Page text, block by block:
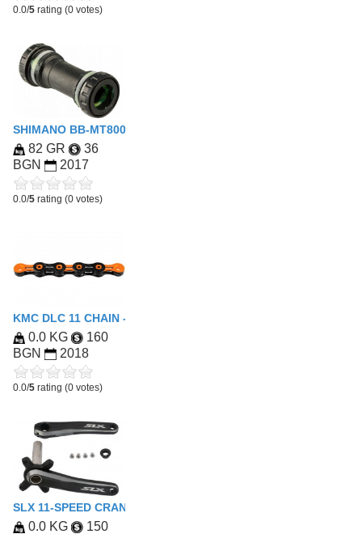
0.0/5 rating (0 votes)
SHIMANO BB-MT800
82 GR
36
BGN
2017
0.0/5 rating (0 votes)
KMC DLC 11 CHAIN - 11-SPEED - BLACK/ORANGE
0.0 KG
160
BGN
2018
0.0/5 rating (0 votes)
SLX 11-SPEED CRANK BOOST FC-M7000-B1
0.0 KG
150